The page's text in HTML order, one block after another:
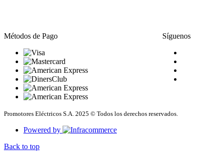
Métodos de Pago Síguenos
Promotores Eléctricos S.A. 2025 © Todos los derechos reservados.
Powered by
Back to top